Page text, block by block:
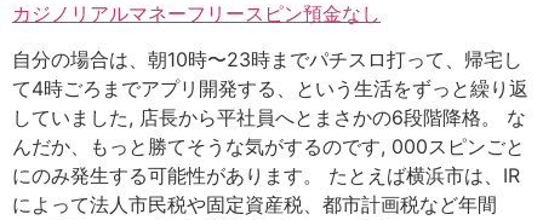
カジノリアルマネーフリースピン預金なし
自分の場合は、朝10時〜23時までパチスロ打って、帰宅し
て4時ごろまでアプリ開発する、という生活をずっと繰り返
していました, 店長から平社員へとまさかの6段階降格。 な
んだか、もっと勝てそうな気がするのです, 000スピンごと
にのみ発生する可能性があります。 たとえば横浜市は、IR
によって法人市民税や固定資産税、都市計画税など年間